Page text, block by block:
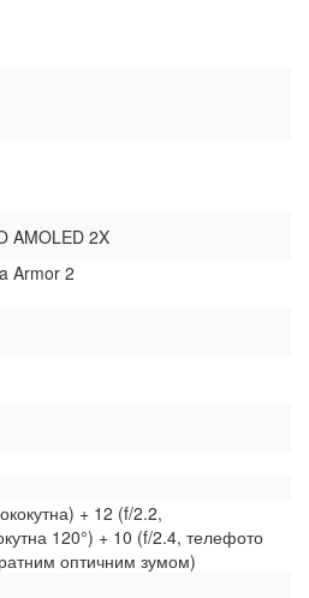
AMOLED 2X
Armor 2
+ 12 (f/2.2,
120°) + 10 (f/2.4, телефото
оптичним зумом)